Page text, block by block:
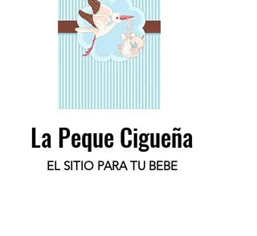
La Peque Cigueña
EL SITIO PARA TU BEBE